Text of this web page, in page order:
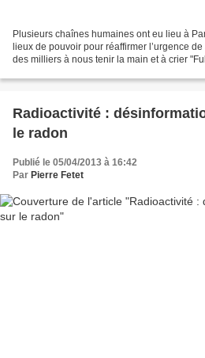
Plusieurs chaînes humaines ont eu lieu à
lieux de pouvoir pour réaffirmer l’urgence
des milliers à nous tenir la main et à crier
Radioactivité :
le radon
Publié le 05/04/2013 à 16:42
Par Pierre Fetet